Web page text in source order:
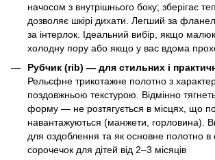
начосом з внутрішнього боку; зберігає
дозволяє шкірі дихати. Легший за
за інтерлок. Ідеальний вибір, якщо
холодну пору або якщо у вас вдома
Рубчик (rib) — для стильних і
Рельєфне трикотажне полотно з
поздовжньою текстурою. Відмінно
форму — не розтягується в місцях, що
навантажуються (манжети, горловина).
для оздоблення та як основне полотно
сорочечок для дітей від 2–3 місяців